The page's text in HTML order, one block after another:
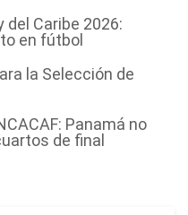
Caribe 2026:
en fútbol
la Selección de
Panamá no
de final